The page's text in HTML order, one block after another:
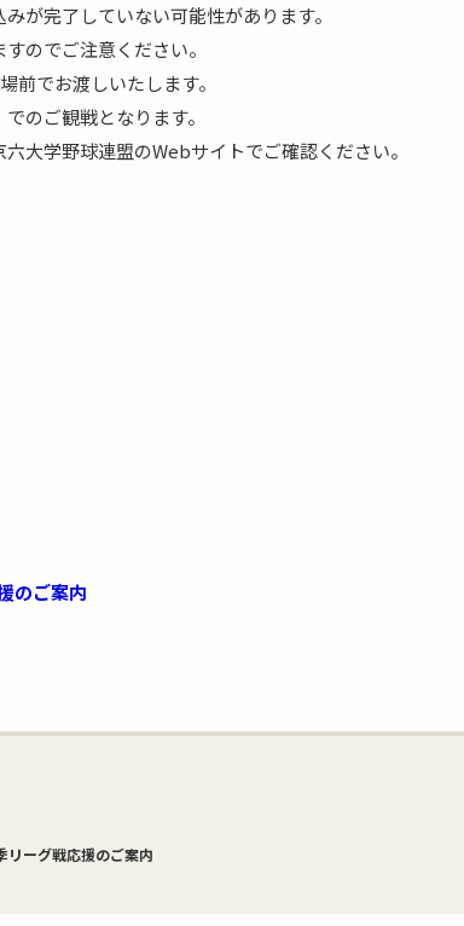
が完了していない可能性があります。
のでご注意ください。
前でお渡しいたします。
のご観戦となります。
大学野球連盟のWebサイトでご確認ください。
のご案内
リーグ戦応援のご案内